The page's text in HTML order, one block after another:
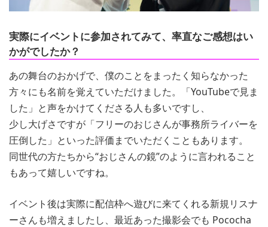
実際にイベントに参加されてみて、率直なご感想はい
かがでしたか？
あの舞台のおかげで、僕のことをまったく知らなかった
方々にも名前を覚えていただけました。「YouTubeで見ま
した」と声をかけてくださる人も多いですし、
少し大げさですが「フリーのおじさんが事務所ライバーを
圧倒した」といった評価までいただくこともあります。
同世代の方たちから“おじさんの鏡”のように言われること
もあって嬉しいですね。
イベント後は実際に配信枠へ遊びに来てくれる新規リスナ
ーさんも増えましたし、最近あった撮影会でも Pococha